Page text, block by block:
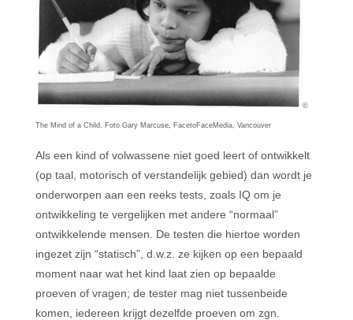
©
The Mind of a Child. Foto Gary Marcuse, FacetoFaceMedia, Vancouver
Als een kind of volwassene niet goed leert of ontwikkelt
(op taal, motorisch of verstandelijk gebied) dan wordt je
onderworpen aan een reeks tests, zoals IQ om je
ontwikkeling te vergelijken met andere “normaal”
ontwikkelende mensen. De testen die hiertoe worden
ingezet zijn “statisch”, d.w.z. ze kijken op een bepaald
moment naar wat het kind laat zien op bepaalde
proeven of vragen; de tester mag niet tussenbeide
komen, iedereen krijgt dezelfde proeven om zgn.